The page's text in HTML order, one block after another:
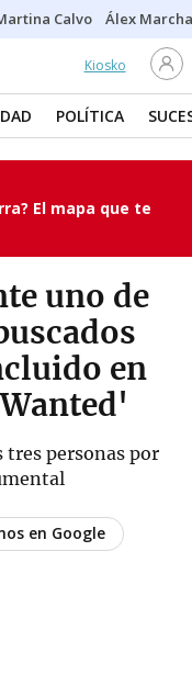
Calvo Álex
Kiosko
POLÍTICA
El mapa que te
uno de
en
tres personas por
en Google